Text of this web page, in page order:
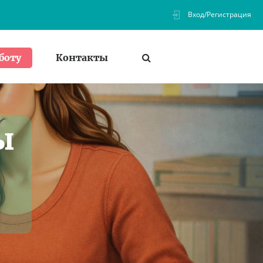
Вход/Регистрация
Контакты